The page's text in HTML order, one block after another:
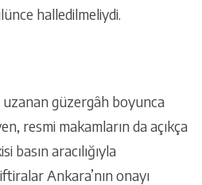
halledilmeliydi.
uzanan güzergâh boyunca
resmi makamların da açıkça
basın aracılığıyla
Ankara’nın onayı